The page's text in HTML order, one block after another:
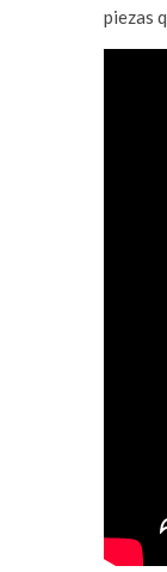
piezas